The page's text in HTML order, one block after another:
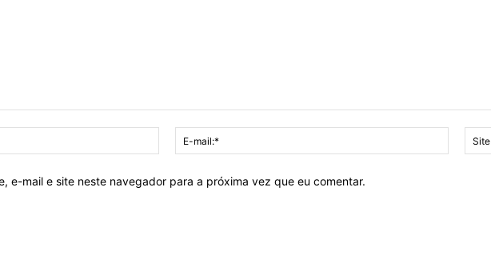
Nome:*
mail:*
e-mail e site neste navegador para a próxima vez que eu comentar.